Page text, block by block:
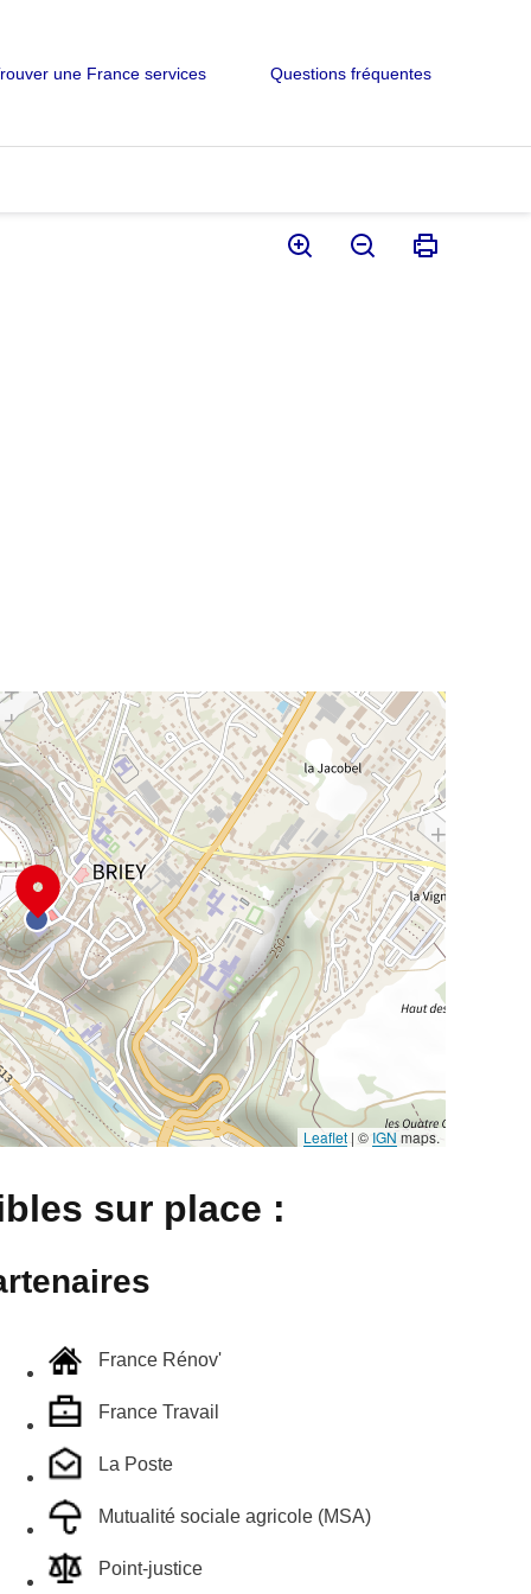
une France services Questions fréquentes
Leaflet | © IGN maps.
sur place :
France Rénov'
France Travail
La Poste
Mutualité sociale agricole (MSA)
Point-justice